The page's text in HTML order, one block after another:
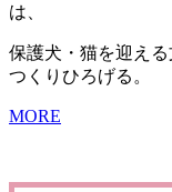
は、
保護犬・猫を迎える
つくりひろげる。
MORE